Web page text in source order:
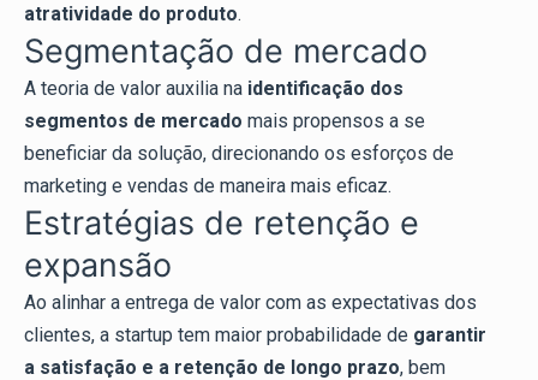
atratividade do produto.
Segmentação de mercado
A teoria de valor auxilia na identificação dos
segmentos de mercado mais propensos a se
beneficiar da solução, direcionando os esforços de
marketing e vendas de maneira mais eficaz.
Estratégias de retenção e
expansão
Ao alinhar a entrega de valor com as expectativas dos
clientes, a startup tem maior probabilidade de garantir
a satisfação e a retenção de longo prazo, bem